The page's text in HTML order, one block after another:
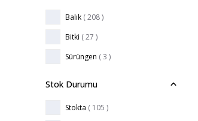
Balık (208)
Bitki (27 )
Sürüngen (3 )
Stok Durumu
Stokta ( 105 )